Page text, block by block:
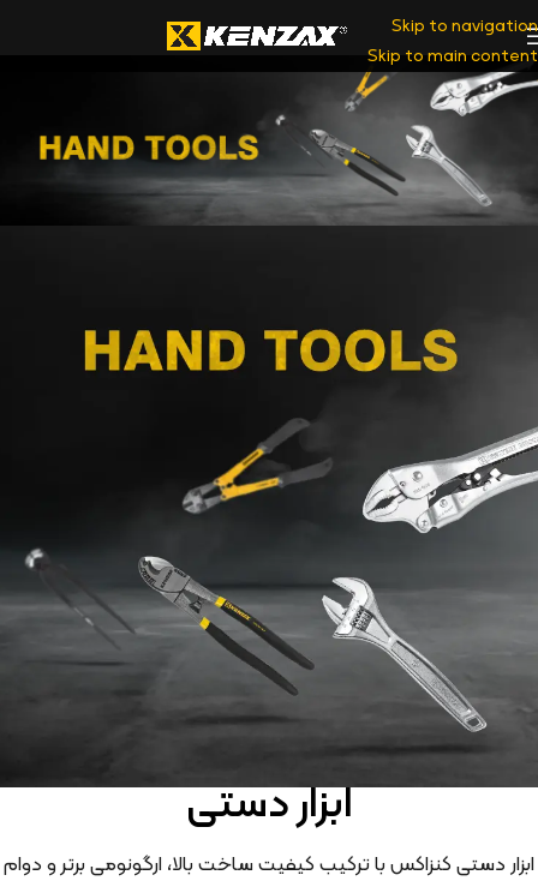
Skip to navigation
Skip to main content
ابزار دستی
ابزار دستی کنزاکس با ترکیب کیفیت ساخت بالا، ارگونومی برتر و دوام